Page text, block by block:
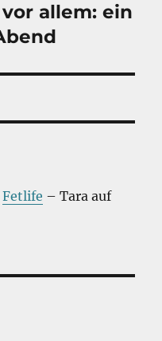
allem: ein
Fetlife – Tara auf